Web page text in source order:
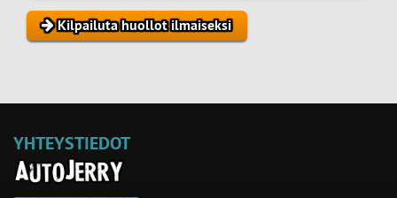
Kilpailuta huollot ilmaiseksi
YHTEYSTIEDOT